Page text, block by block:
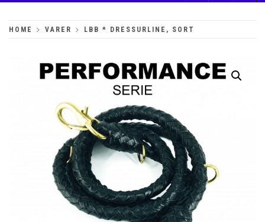
HOME VARER LBB * DRESSURLINE, SORT